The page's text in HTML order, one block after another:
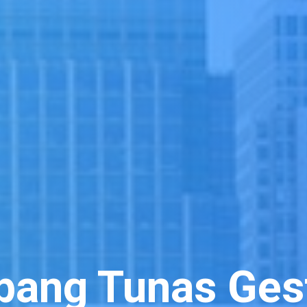
Tunas